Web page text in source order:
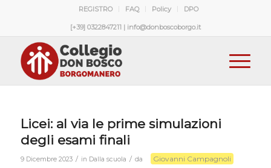
REGISTRO FAQ Policy DPO
[+39] 0322847211 | info@donboscoborgo.it
Licei: al via le prime simulazioni
degli esami finali
9 Dicembre 2023 / in Dalla scuola / da Giovanni Campagnoli